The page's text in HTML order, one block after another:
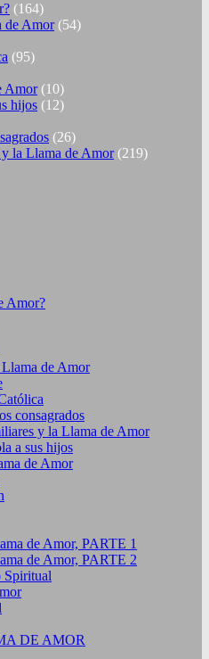
(164)
de Amor(54)
(95)
Amor(10)
hijos (12)
(26)
la Llama de Amor(219)
Amor?
de Amor
consagrados
y la Llama de Amor
a sus hijos
de Amor
de Amor, PARTE 1
de Amor, PARTE 2
Spiritual
DE AMOR